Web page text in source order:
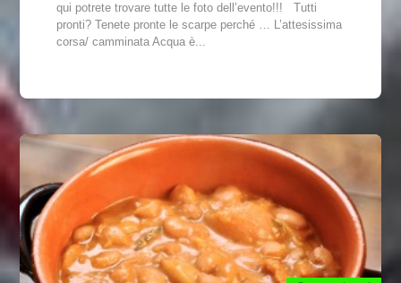
qui potrete trovare tutte le foto dell’evento!!! Tutti
pronti? Tenete pronte le scarpe perché … L’attesissima
corsa/ camminata Acqua è...